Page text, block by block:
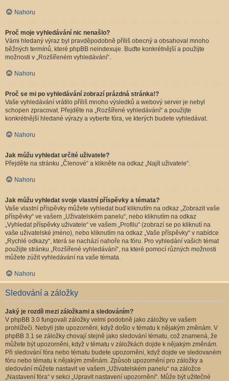
Nahoru
Proč moje vyhledávání nic nenašlo?
Vámi hledaný výraz byl pravděpodobně příliš obecný a obsahoval mnoho
běžných termínů, které phpBB neindexuje. Buďte konkrétnější a použijte
možnosti v „Rozšířeném vyhledávání“.
Nahoru
Proč se mi po vyhledávání zobrazí prázdná stránka!?
Vaše vyhledávání vrátilo příliš mnoho výsledků a webový server je nebyl
schopen zpracovat. Přejděte na „Rozšířené vyhledávání“ a použijte
konkrétnější hledané výrazy a vyberte fóra, ve kterých budete vyhledávat.
Nahoru
Jak můžu vyhledat určité uživatele?
Přejděte na stránku „Členové“ a klikněte na odkaz „Najít uživatele“.
Nahoru
Jak můžu vyhledat svoje vlastní příspěvky a témata?
Vaše vlastní příspěvky můžete vyhledat buď kliknutím na odkaz „Zobrazit vaše
příspěvky“ ve vašem „Uživatelském panelu“, nebo kliknutím na odkaz
„Vyhledat příspěvky uživatele“ ve vašem „Profilu“ (zobrazí se po kliknutí na
vaše uživatelské jméno), nebo kliknutím na odkaz „Vaše příspěvky“ v nabídce
„Rychlé odkazy“, která se nachází nahoře na fóru. Pro vyhledání vašich témat
použijte stránku „Rozšířené vyhledávání“, na které pomocí různých možnosti
můžete zúžit vyhledávání na vaše témata.
Nahoru
Sledování a záložky
Jaký je rozdíl mezi záložkami a sledováním?
V phpBB 3.0 fungovali záložky velmi podobně jako záložky ve vašem
prohlížeči. Nebyli jste upozorněni, když došlo v tématu k nějakým změnám. V
phpBB 3.1 se záložky chovají stejně jako sledování tématu, což znamená, že
můžete být upozorněni, když v tématu v záložkách dojde k nějakým změnám.
Při sledování fóra nebo tématu budete upozorněni, když dojde ve sledovaném
fóru nebo tématu k nějakým změnám. Způsob upozornění pro záložky a
sledování můžete nastavit ve vašem „Uživatelském panelu“ na záložce
„Nastavení fóra“ v sekci „Upravit nastavení upozornění“. Může být užitečné